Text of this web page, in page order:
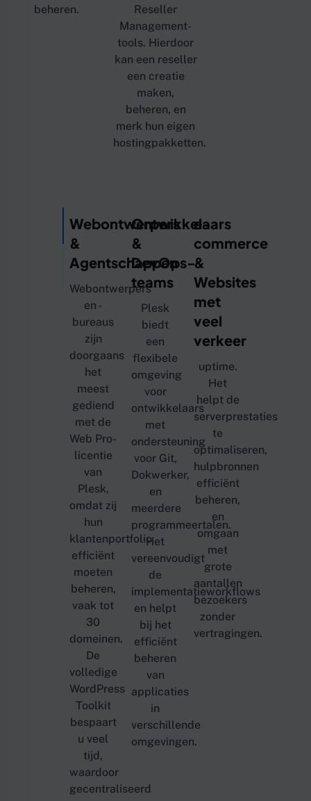
beheren.
Reseller
Management-
tools. Hierdoor
kan een reseller
een creatie
maken,
beheren, en
merk hun eigen
hostingpakketten.
Webontwerpers
&
Agentschappen
Webontwerpers
en -
bureaus
zijn
doorgaans
het
meest
gediend
met de
Web Pro-
licentie
van
Plesk,
omdat zij
hun
klantenportfolio
efficiënt
moeten
beheren,
vaak tot
30
domeinen.
De
volledige
WordPress
Toolkit
bespaart
u veel
tijd,
waardoor
gecentraliseerd
Ontwikkelaars
&
DevOps-
teams
Plesk
biedt
een
flexibele
omgeving
voor
ontwikkelaars
met
ondersteuning
voor Git,
Dokwerker,
en
meerdere
programmeertalen.
Het
vereenvoudigt
de
implementatieworkflows
en helpt
bij het
efficiënt
beheren
van
applicaties
in
verschillende
omgevingen.
e-
commerce
&
Websites
met
veel
verkeer
uptime.
Het
helpt de
serverprestaties
te
optimaliseren,
hulpbronnen
efficiënt
beheren,
en
omgaan
met
grote
aantallen
bezoekers
zonder
vertragingen.